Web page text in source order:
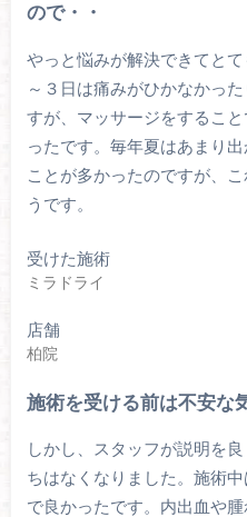
ので・・
やっと悩みが解決できてと
～３日は痛みがひかなかっ
すが、マッサージをするこ
ったです。毎年夏はあまり
ことが多かったのですが、
うです。
受けた施術
ミラドライ
店舗
柏院
施術を受ける前は不安な
しかし、スタッフが説明を
ちはなくなりました。施術
で良かったです。内出血や